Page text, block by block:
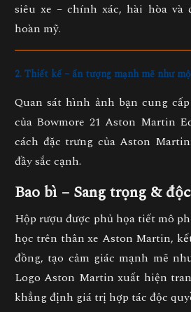
siêu xe – chính xác, hài hòa và
hoàn mỹ.
2. Thiết kế – ấn tượng mạnh mẽ như
Quan sát hình ảnh bạn cung
của Bowmore 21 Aston Martin
cách đặc trưng của Aston Martin
đầy sắc cạnh.
Bao bì – Sang trọng &
Hộp rượu được phủ họa tiết mô
học trên thân xe Aston Martin,
đồng, tạo cảm giác mạnh mẽ
Logo Aston Martin xuất hiện
khẳng định giá trị hợp tác độc